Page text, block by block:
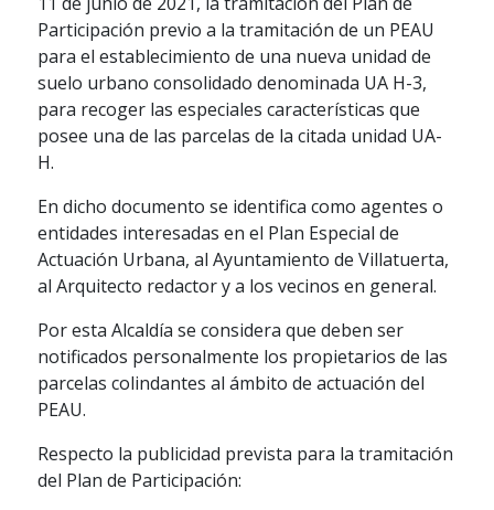
Participación previo a la tramitación de un PEAU
para el establecimiento de una nueva unidad de
suelo urbano consolidado denominada UA H-3,
para recoger las especiales características que
posee una de las parcelas de la citada unidad UA-
H.
En dicho documento se identifica como agentes o
entidades interesadas en el Plan Especial de
Actuación Urbana, al Ayuntamiento de Villatuerta,
al Arquitecto redactor y a los vecinos en general.
Por esta Alcaldía se considera que deben ser
notificados personalmente los propietarios de las
parcelas colindantes al ámbito de actuación del
PEAU.
Respecto la publicidad prevista para la tramitación
del Plan de Participación: